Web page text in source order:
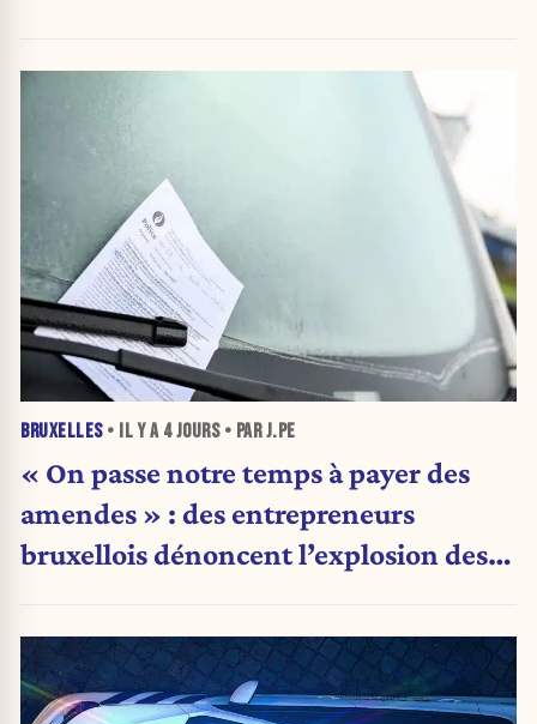
BRUXELLES• IL Y A 4 JOURS• PAR J.PE
« On passe notre temps à payer des
amendes » : des entrepreneurs
bruxellois dénoncent l’explosion des